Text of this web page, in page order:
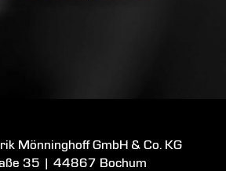
Mönninghoff GmbH & Co. KG
35
44867 Bochum